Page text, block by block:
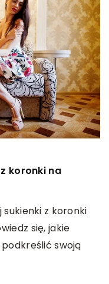
koronki na
z koronki
się, jakie
swoją